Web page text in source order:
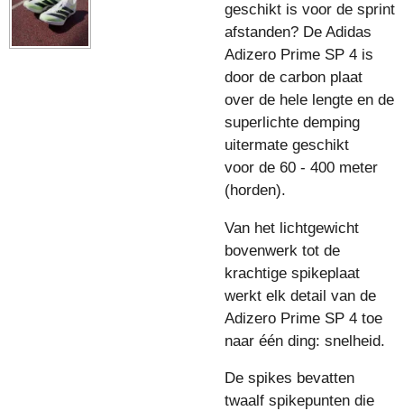
geschikt is voor de sprint
afstanden? De Adidas
Adizero Prime SP 4 is
door de carbon plaat
over de hele lengte en de
superlichte demping
uitermate geschikt
voor de 60 - 400 meter
(horden).
Van het lichtgewicht
bovenwerk tot de
krachtige spikeplaat
werkt elk detail van de
Adizero Prime SP 4 toe
naar één ding: snelheid.
De spikes bevatten
twaalf spikepunten die